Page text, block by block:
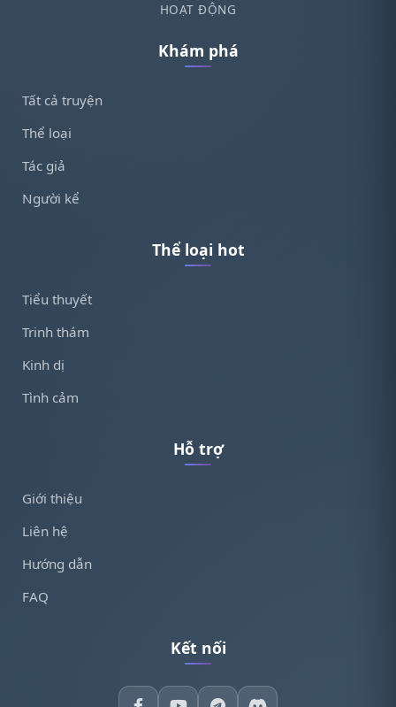
HOẠT ĐỘNG
Khám phá
Tất cả truyện
Thể loại
Tác giả
Người kể
Thể loại hot
Tiểu thuyết
Trinh thám
Kinh dị
Tình cảm
Hỗ trợ
Giới thiệu
Liên hệ
Hướng dẫn
FAQ
Kết nối